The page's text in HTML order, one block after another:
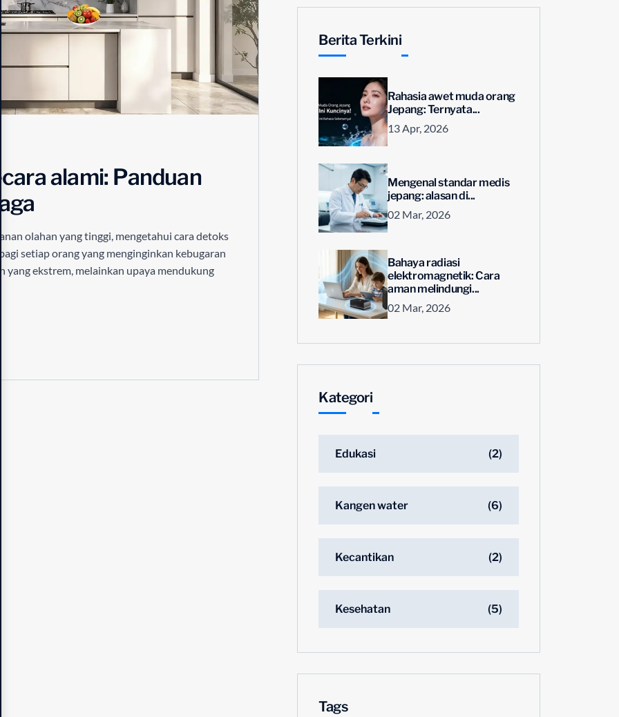
alami: Panduan
olahan yang tinggi, mengetahui cara detoks
setiap orang yang menginginkan kebugaran
yang ekstrem, melainkan upaya mendukung
Berita Terkini
Rahasia awet muda orang
Jepang: Ternyata...
13 Apr, 2026
Mengenal standar medis
jepang: alasan di...
02 Mar, 2026
Bahaya radiasi
elektromagnetik: Cara
aman melindungi...
02 Mar, 2026
Kategori
Edukasi (2)
Kangen water (6)
Kecantikan (2)
Kesehatan (5)
Tags